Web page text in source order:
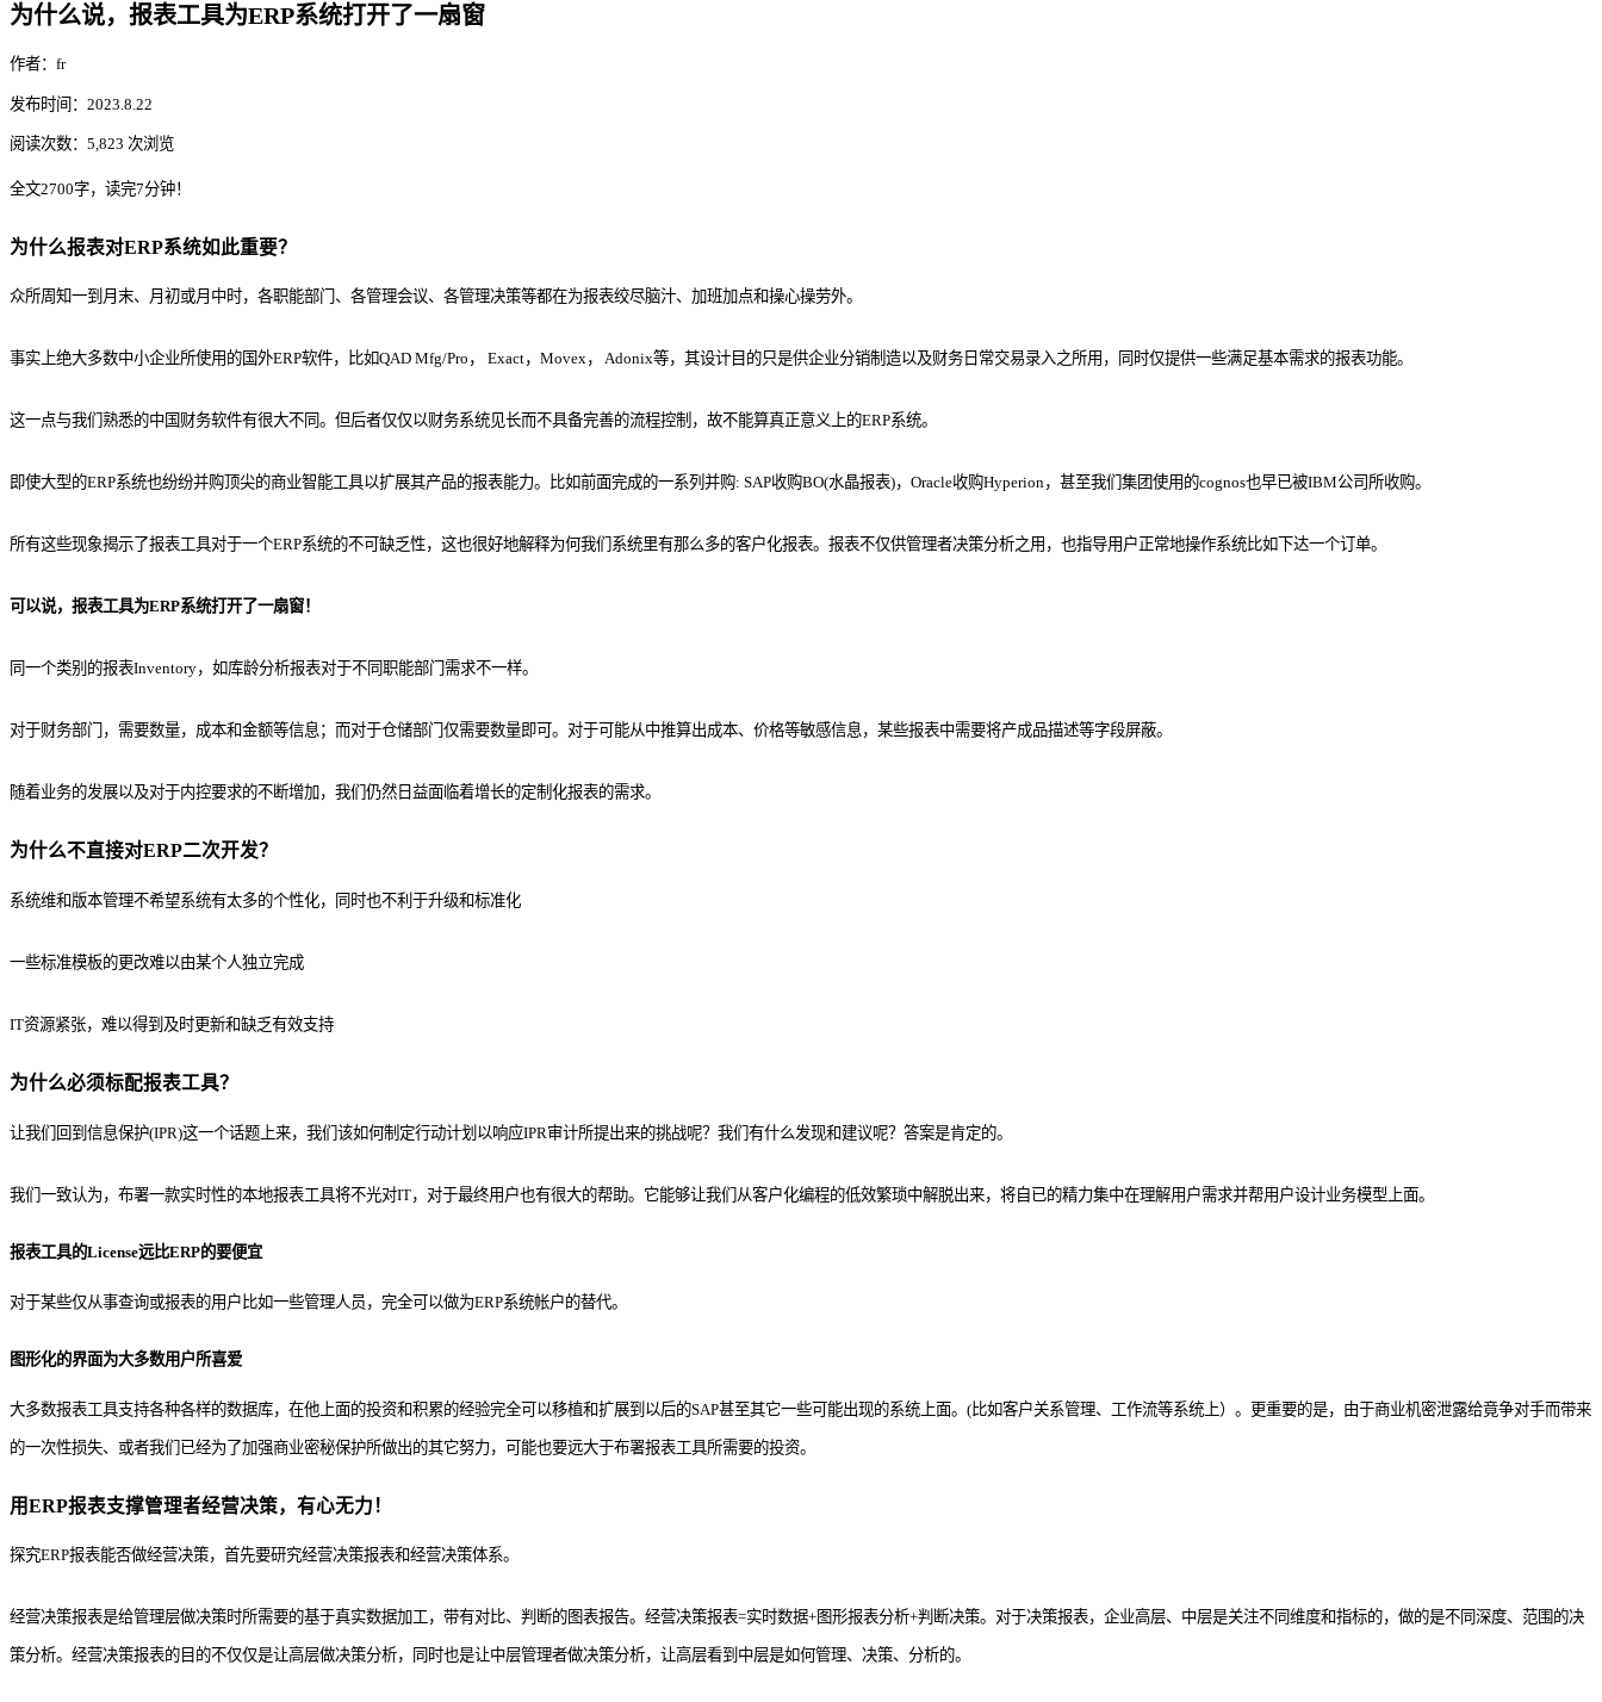
为什么说，报表工具为ERP系统打开了一扇窗
作者：fr
发布时间：2023.8.22
阅读次数：5,823 次浏览
全文2700字，读完7分钟！
为什么报表对ERP系统如此重要？
众所周知一到月末、月初或月中时，各职能部门、各管理会议、各管理决策等都在为报表绞尽脑汁、加班加点和操心操劳外。
事实上绝大多数中小企业所使用的国外ERP软件，比如QAD Mfg/Pro， Exact，Movex， Adonix等，其设计目的只是供企业分销制造以及财务日常交易录入之所用，同时仅提供一些满足基本需求的报表功能。
这一点与我们熟悉的中国财务软件有很大不同。但后者仅仅以财务系统见长而不具备完善的流程控制，故不能算真正意义上的ERP系统。
即使大型的ERP系统也纷纷并购顶尖的商业智能工具以扩展其产品的报表能力。比如前面完成的一系列并购: SAP收购BO(水晶报表)，Oracle收购Hyperion，甚至我们集团使用的cognos也早已被IBM公司所收购。
所有这些现象揭示了报表工具对于一个ERP系统的不可缺乏性，这也很好地解释为何我们系统里有那么多的客户化报表。报表不仅供管理者决策分析之用，也指导用户正常地操作系统比如下达一个订单。
可以说，报表工具为ERP系统打开了一扇窗！
同一个类别的报表Inventory，如库龄分析报表对于不同职能部门需求不一样。
对于财务部门，需要数量，成本和金额等信息；而对于仓储部门仅需要数量即可。对于可能从中推算出成本、价格等敏感信息，某些报表中需要将产成品描述等字段屏蔽。
随着业务的发展以及对于内控要求的不断增加，我们仍然日益面临着增长的定制化报表的需求。
为什么不直接对ERP二次开发？
系统维和版本管理不希望系统有太多的个性化，同时也不利于升级和标准化
一些标准模板的更改难以由某个人独立完成
IT资源紧张，难以得到及时更新和缺乏有效支持
为什么必须标配报表工具？
让我们回到信息保护(IPR)这一个话题上来，我们该如何制定行动计划以响应IPR审计所提出来的挑战呢？我们有什么发现和建议呢？答案是肯定的。
我们一致认为，布署一款实时性的本地报表工具将不光对IT，对于最终用户也有很大的帮助。它能够让我们从客户化编程的低效繁琐中解脱出来，将自已的精力集中在理解用户需求并帮用户设计业务模型上面。
报表工具的License远比ERP的要便宜
对于某些仅从事查询或报表的用户比如一些管理人员，完全可以做为ERP系统帐户的替代。
图形化的界面为大多数用户所喜爱
大多数报表工具支持各种各样的数据库，在他上面的投资和积累的经验完全可以移植和扩展到以后的SAP甚至其它一些可能出现的系统上面。(比如客户关系管理、工作流等系统上）。更重要的是，由于商业机密泄露给竟争对手而带来
的一次性损失、或者我们已经为了加强商业密秘保护所做出的其它努力，可能也要远大于布署报表工具所需要的投资。
用ERP报表支撑管理者经营决策，有心无力！
探究ERP报表能否做经营决策，首先要研究经营决策报表和经营决策体系。
经营决策报表是给管理层做决策时所需要的基于真实数据加工，带有对比、判断的图表报告。经营决策报表=实时数据+图形报表分析+判断决策。对于决策报表，企业高层、中层是关注不同维度和指标的，做的是不同深度、范围的决
策分析。经营决策报表的目的不仅仅是让高层做决策分析，同时也是让中层管理者做决策分析，让高层看到中层是如何管理、决策、分析的。